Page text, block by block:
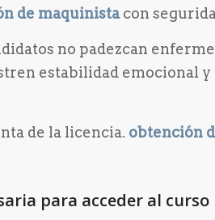
de maquinistacon
no padezcan
estabilidad emocional
de la licencia. obtención
para acceder al curso